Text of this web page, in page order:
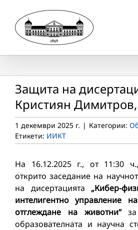
content
Защита на
Кристиян
1 декември 2025 г. | Категории:
Етикети: ИИКТ
На 16.12.2025 г., от 11:30
открито заседание на
на дисертацията „Кибер-
интелигентно управление
отглеждане на животни“
образователната и научна